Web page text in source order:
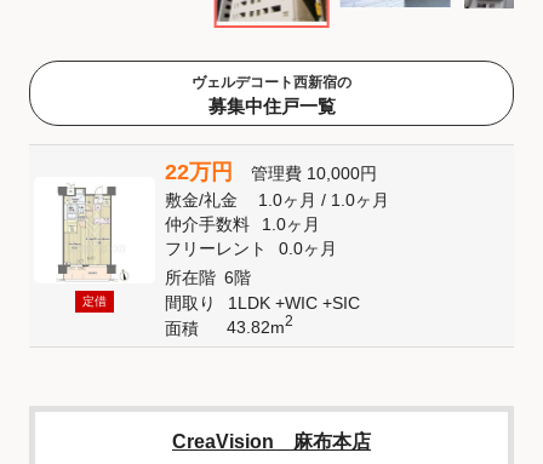
ヴェルデコート西新宿の
募集中住戸一覧
定借
22万円 管理費 10,000円
敷金/礼金 1.0ヶ月/ 1.0ヶ月
仲介手数料
1.0ヶ月
フリーレント
0.0ヶ月
所在階 6階
間取り
1LDK +WIC +SIC
面積
43.82m2
CreaVision 麻布本店